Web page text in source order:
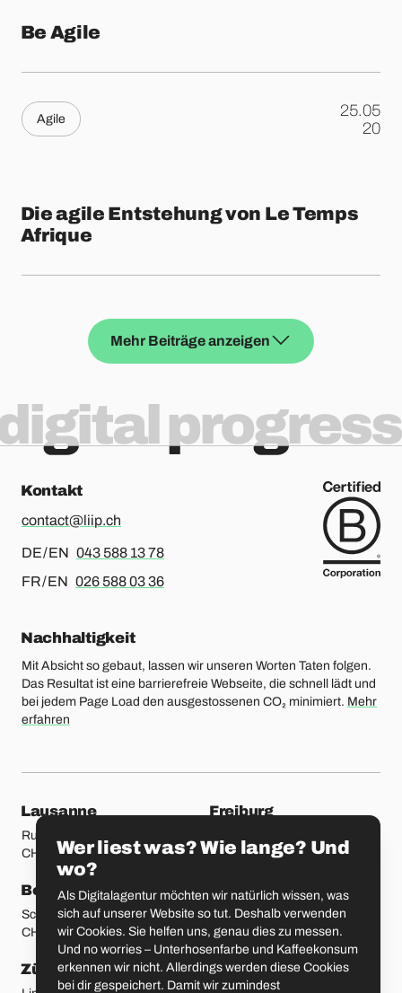
Be Agile
Agile
25.05
.
20
Die agile Entstehung von Le Temps
Afrique
Mehr Beiträge anzeigen
progress
Kontakt
contact@liip.ch
DE / EN Für Deutsch oder Englisch, bitte anrufen
043 588 13 78
FR / EN Für Französisch oder Englisch, bitte anrufen
026 588 03 36
Nachhaltigkeit
Mit Absicht so gebaut, lassen wir unseren Worten Taten folgen.
Das Resultat ist eine barrierefreie Webseite, die schnell lädt und
bei jedem Page Load den ausgestossenen CO₂ minimiert. Mehr
erfahren
unsere Standorte
Lausanne
Rue Etraz 4
CH-1003 Lausanne
Freiburg
CH-1700 Freiburg
Bern
Schmiedenplatz 5
CH-3011 Bern
Basel
Sattelgasse 4
CH-4051 Basel
Zürich St. Gallen
Wer liest was? Wie lange? Und
wo?
Als Digitalagentur möchten wir natürlich wissen, was
sich auf unserer Website so tut. Deshalb verwenden
wir Cookies. Sie helfen uns, genau dies zu messen.
Und no worries – Unterhosenfarbe und Kaffeekonsum
erkennen wir nicht. Allerdings werden diese Cookies
bei dir gespeichert. Damit wir zumindest